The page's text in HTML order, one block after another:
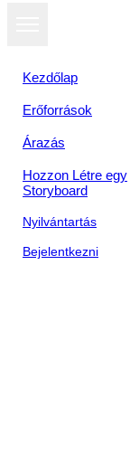
Kezdőlap
Erőforrások
Árazás
Hozzon Létre egy
Storyboard
Nyilvántartás
Bejelentkezni
All
di